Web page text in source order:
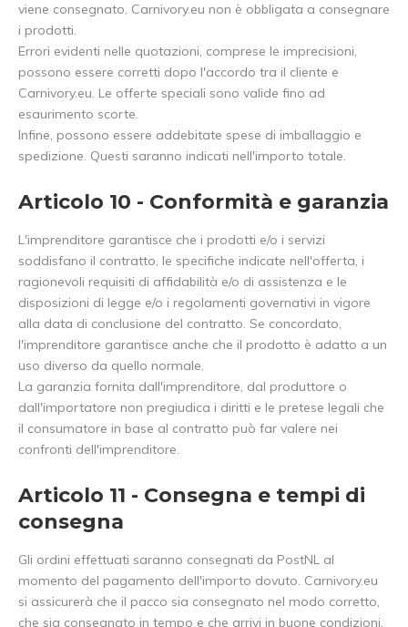
viene consegnato, Carnivory.eu non è obbligata a consegnare
i prodotti.
Errori evidenti nelle quotazioni, comprese le imprecisioni,
possono essere corretti dopo l'accordo tra il cliente e
Carnivory.eu. Le offerte speciali sono valide fino ad
esaurimento scorte.
Infine, possono essere addebitate spese di imballaggio e
spedizione. Questi saranno indicati nell'importo totale.
Articolo 10 - Conformità e garanzia
L'imprenditore garantisce che i prodotti e/o i servizi
soddisfano il contratto, le specifiche indicate nell'offerta, i
ragionevoli requisiti di affidabilità e/o di assistenza e le
disposizioni di legge e/o i regolamenti governativi in vigore
alla data di conclusione del contratto. Se concordato,
l'imprenditore garantisce anche che il prodotto è adatto a un
uso diverso da quello normale.
La garanzia fornita dall'imprenditore, dal produttore o
dall'importatore non pregiudica i diritti e le pretese legali che
il consumatore in base al contratto può far valere nei
confronti dell'imprenditore.
Articolo 11 - Consegna e tempi di
consegna
Gli ordini effettuati saranno consegnati da PostNL al
momento del pagamento dell'importo dovuto. Carnivory.eu
si assicurerà che il pacco sia consegnato nel modo corretto,
che sia consegnato in tempo e che arrivi in buone condizioni.